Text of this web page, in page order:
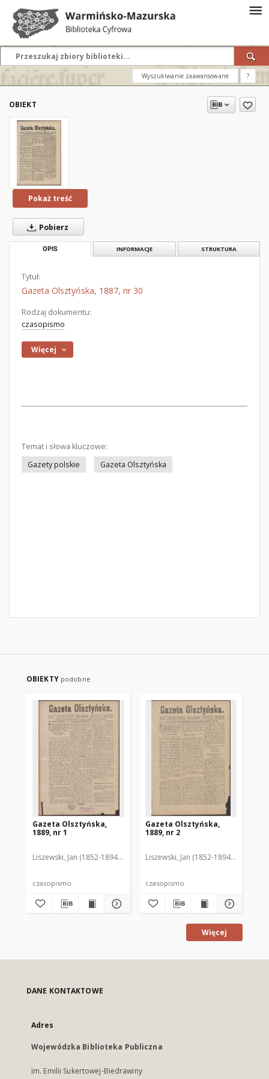
Wyszukiwanie zaawansowane ?
OBIEKT
Pokaż treść
Pobierz
OPIS INFORMACJE STRUKTURA
Tytuł:
Gazeta Olsztyńska, 1887, nr 30
Rodzaj dokumentu:
czasopismo
Więcej
Temat i słowa kluczowe:
Gazety polskie
Gazeta Olsztyńska
OBIEKTY podobne
Gazeta Olsztyńska,
1889, nr 1
Liszewski, Jan (1852-1894). Red.
czasopismo
Gazeta Olsztyńska,
1889, nr 2
Liszewski, Jan (1852-1894). Red.
czasopismo
Więcej
DANE KONTAKTOWE
Adres
Wojewódzka Biblioteka Publiczna
im. Emilii Sukertowej-Biedrawiny